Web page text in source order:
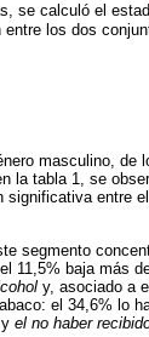
se calculó el
los dos
masculino, de
la tabla 1, se
entre
segmento
11,5% baja más
y, asociado a
el 34,6% lo
y el no haber